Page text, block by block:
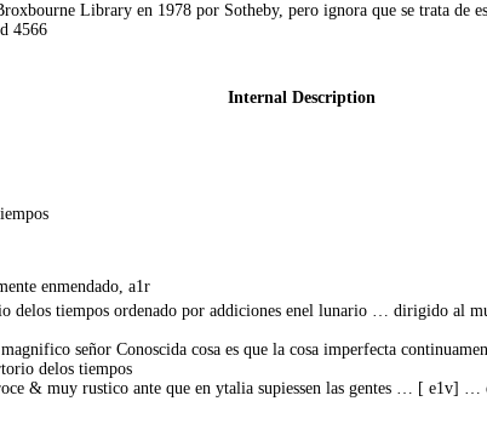
Library en 1978 por Sotheby, pero ignora que se trata de
4566
Internal Description
enmendado, a1r
delos tiempos ordenado por addiciones enel lunario … dirigido al
señor Conoscida cosa es que la cosa imperfecta
delos tiempos
& muy rustico ante que en ytalia supiessen las gentes … [ e1v] …